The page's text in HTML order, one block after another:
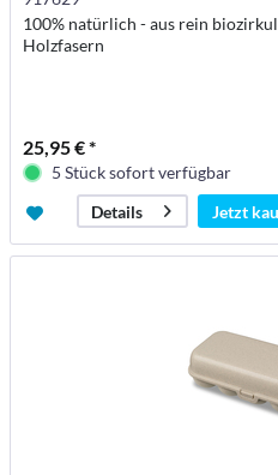
100% natürlich - aus rein
Holzfasern
25,95 € *
5 Stück sofort verfügbar
Details
Jetzt